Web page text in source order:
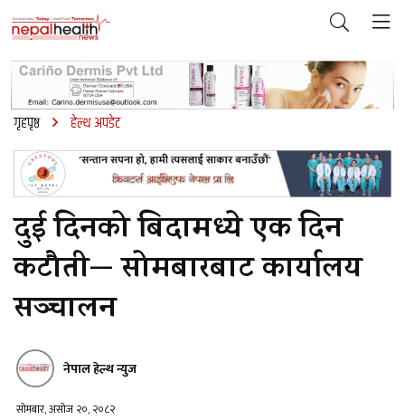
गृहपृष्ठ हेल्थ अपडेट
दुई दिनको बिदामध्ये एक दिन
कटौती— सोमबारबाट कार्यालय
सञ्चालन
नेपाल हेल्थ न्युज
सोमबार, असोज २०, २०८२